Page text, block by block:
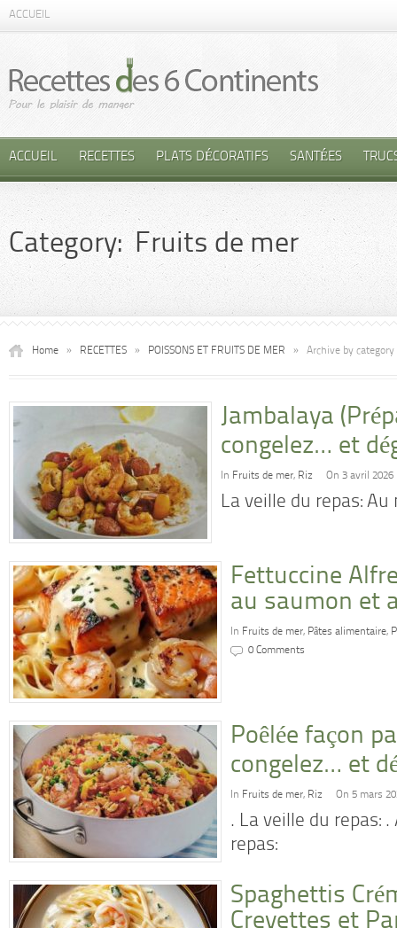
ACCUEIL
ACCUEIL RECETTES PLATS DÉCORATIFS SANTÉES
Category: Fruits de mer
Home » RECETTES » POISSONS ET FRUITS DE MER » Archive by
Jambalaya
congelez… et
In Fruits de mer, Riz On 3 avril 2026
La veille du repas:
Fettuccine
au saumon et
In Fruits de mer, Pâtes alimentaire,
0 Comments
Poêlée façon
congelez… et
In Fruits de mer, Riz On 5 mars
. La veille du repas:
repas:
Spaghettis
Crevettes et